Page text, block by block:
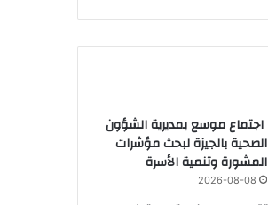
اجتماع موسع بمديرية الشؤون
الصحية بالجيزة لبحث مؤشرات
المشورة وتنمية الأسرة
2026-08-08